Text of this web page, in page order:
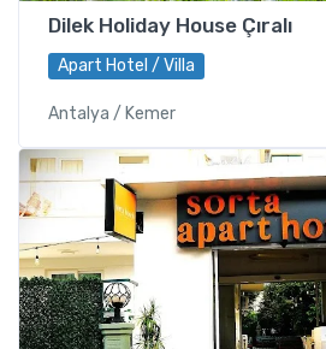
Dilek Holiday House Çıralı
Apart Hotel / Villa
Antalya / Kemer